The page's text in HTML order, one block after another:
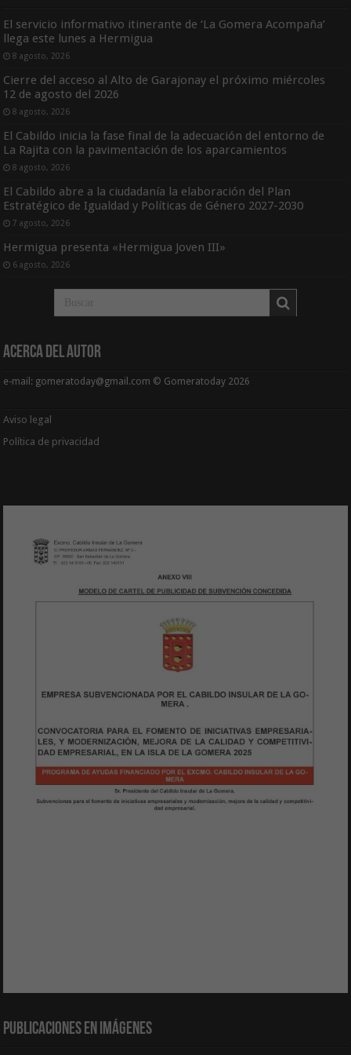
El servicio informativo itinerante de ‘La Gomera Acompaña’
llega este lunes a Hermigua
8 agosto, 2026
Cierre del acceso al Alto de Garajonay el próximo miércoles
12 de agosto del 2026
8 agosto, 2026
El Cabildo inicia la fase final de la adecuación del entorno de
La Rajita con la pavimentación de los aparcamientos
8 agosto, 2026
El Cabildo abre a la ciudadanía la elaboración del Plan
Estratégico de Igualdad y Políticas de Género 2027-2030
7 agosto, 2026
Hermigua presenta «Hermigua Joven III»
6 agosto, 2026
Acerca del Autor
e-mail: gomeratoday@gmail.com © Gomeratoday 2026
Aviso legal
Política de privacidad
Publicaciones en Imágenes